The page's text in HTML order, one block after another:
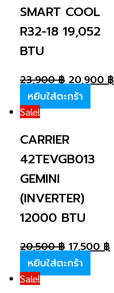
SMART COOL
R32-18 19,052
BTU
23,900฿ 20,900 ฿
หยิบใส่ตะกร้า
Sale!
CARRIER
42TEVGB013
GEMINI
(INVERTER)
12000 BTU
20,500฿ 17,500 ฿
หยิบใส่ตะกร้า
Sale!